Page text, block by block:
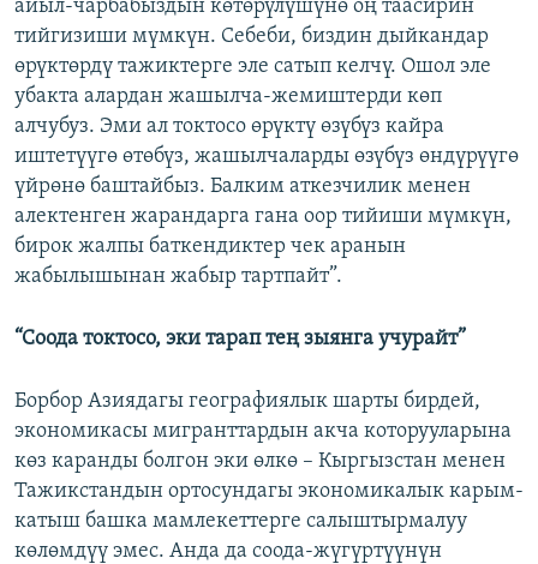
айыл-чарбабыздын көтөрүлүшүнө оң таасирин
тийгизиши мүмкүн. Себеби, биздин дыйкандар
өрүктөрдү тажиктерге эле сатып келчү. Ошол эле
убакта алардан жашылча-жемиштерди көп
алчубуз. Эми ал токтосо өрүктү өзүбүз кайра
иштетүүгө өтөбүз, жашылчаларды өзүбүз өндүрүүгө
үйрөнө баштайбыз. Балким аткезчилик менен
алектенген жарандарга гана оор тийиши мүмкүн,
бирок жалпы баткендиктер чек аранын
жабылышынан жабыр тартпайт”.
“Соода токтосо, эки тарап тең зыянга учурайт”
Борбор Азиядагы географиялык шарты бирдей,
экономикасы мигранттардын акча которууларына
көз каранды болгон эки өлкө – Кыргызстан менен
Тажикстандын ортосундагы экономикалык карым-
катыш башка мамлекеттерге салыштырмалуу
көлөмдүү эмес. Анда да соода-жүгүртүүнүн